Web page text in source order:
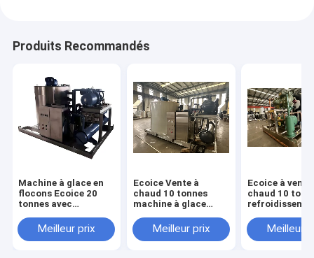
Produits Recommandés
Machine à glace en
flocons Ecoice 20
tonnes avec
fruits de mer
Meilleur prix
Ecoice Vente à
chaud 10 tonnes
machine à glace
d'eau de mer
machine à glace à
Meilleur prix
Ecoice à
chaud 10
Machine
neige machine
Meilleur